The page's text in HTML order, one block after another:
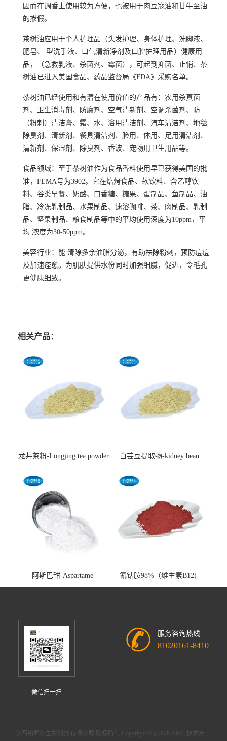
因而在调香上使用较为方便，也被用于肉豆寇油和甘牛至油
的掺假。
茶树油应用于个人护理品（头发护理、身体护理、洗脚液、
肥皂、 型洗手液、口气清新净剂及 口腔护理用品）健康用
品，（急救乳液、杀菌剂、 霉菌），可起到抑菌、止悄、茶
树油已进入美国食品、药品监督局《FDA》采购名单。
茶树油已经使用和有潜在使用价值的产品有：农用杀真菌
剂 、卫生消毒剂 、 防腐剂 、 空气清新剂 、 空调杀菌剂 、防
（粉刺）清洁膏、霜、水、浴用清洁剂 、 汽车清洁剂 、地毯
除臭剂 、 清新剂 、餐具清洁剂、脸用、体用、足用清洁剂、
清新剂、 保湿剂 、除臭剂、 香波、宠物用卫生用品等。
食品领域：至于茶树油作为食品香料使用早已获得美国的批
准， FEMA号为3902。它在焙烤食品、 软饮料、含乙醇饮
料、 谷类早餐、 奶酪、 口香糖、 糖果、蛋制品、鱼制品、油
脂、冷冻乳制品、水果制品、 速溶咖啡、茶、肉制品、乳制
品、坚果制品、 粮食制品等中的平均使用深度为10ppm，平
均 浓度为30-50ppm。
美容行业 ：能 清除多余油脂分泌，有助祛除粉刺，预防痘痘
及加速痊愈。为肌肤提供水份同时加强细腻，促进，令毛孔
更健康细致。
相关产品：
龙井茶粉-Longjing tea powder
白芸豆提取物-kidney bean
阿斯巴甜-Aspartame-
cas:22839-47-0
氰钴胺98%（维生素B12)-
Vitamin B12-cas:68-19-9
微信扫一扫
服务咨询热线
81020161-8410
陕西帕尼尔生物科技有限公司 版权所有 Copyright (©) 2026 XML 技术支